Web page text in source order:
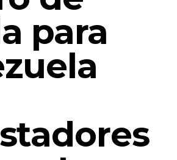
para